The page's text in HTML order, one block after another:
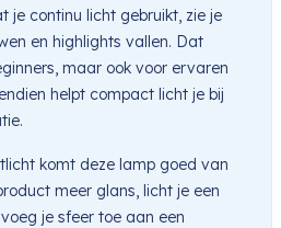
je continu licht gebruikt, zie je
en highlights vallen. Dat
maar ook voor ervaren
helpt compact licht je bij
komt deze lamp goed van
meer glans, licht je een
je sfeer toe aan een